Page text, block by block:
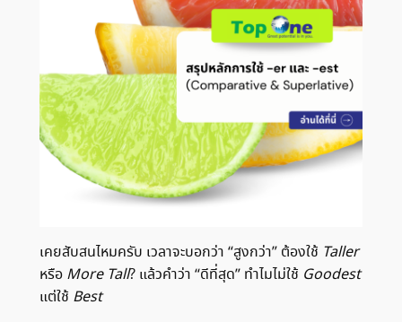
เคยสับสนไหมครับ เวลาจะบอกว่า “สูงกว่า” ต้องใช้ Taller
หรือ More Tall? แล้วคำว่า “ดีที่สุด” ทำไมไม่ใช้ Goodest
แต่ใช้ Best